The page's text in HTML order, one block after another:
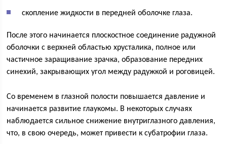
скопление жидкости в передней оболочке глаза.
После этого начинается плоскостное соединение радужной
оболочки с верхней областью хрусталика, полное или
частичное заращивание зрачка, образование передних
синехий, закрывающих угол между радужкой и роговицей.
Со временем в глазной полости повышается давление и
начинается развитие глаукомы. В некоторых случаях
наблюдается сильное снижение внутриглазного давления,
что, в свою очередь, может привести к субатрофии глаза.